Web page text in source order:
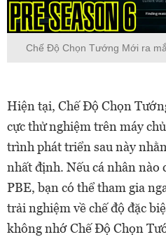
Chế Độ Chọn Tướng Mới ra
Hiện tại, Chế Độ Chọn
cực thử nghiệm trên máy
trình phát triển sau này
nhất định. Nếu cá nhân nào
PBE, bạn có thể tham gia
trải nghiệm về chế độ đặc
không nhớ Chế Độ Chọn